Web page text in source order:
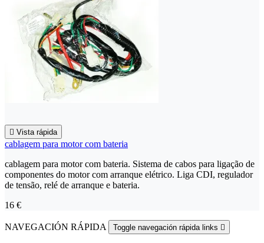
 Vista rápida
cablagem para motor com bateria
cablagem para motor com bateria. Sistema de cabos para ligação de
componentes do motor com arranque elétrico. Liga CDI, regulador
de tensão, relé de arranque e bateria.
16 €
NAVEGACIÓN RÁPIDA Toggle navegación rápida links 